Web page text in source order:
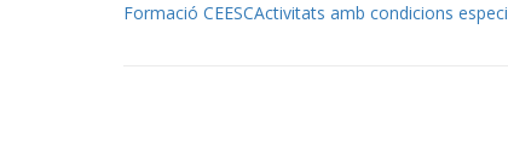
Formació CEESCActivitats amb condicions